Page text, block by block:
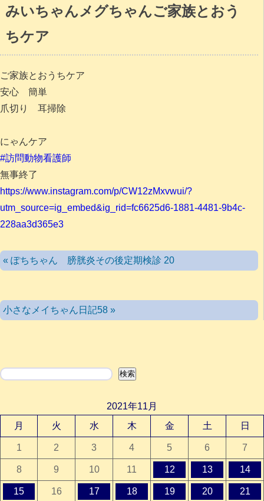
みいちゃんメグちゃんご家族とおう
ちケア
ご家族とおうちケア
安心 簡単
爪切り 耳掃除
にゃんケア
#訪問動物看護師
無事終了
https://www.instagram.com/p/CW12zMxvwui/?
utm_source=ig_embed&ig_rid=fc6625d6-1881-4481-9b4c-
228aa3d365e3
« ぽちちゃん 膀胱炎その後定期検診 20
小さなメイちゃん日記58 »
検索 検索
2021年11月
月
火 水 木 金 土 日
1 2 3 4 5 6 7
8 9 10 11 12 13 14
15 16 17 18 19 20 21